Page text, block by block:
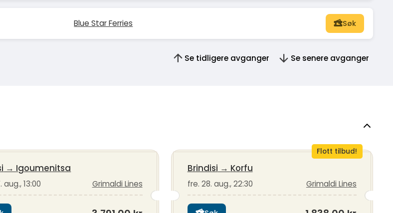
Blue Star Ferries Søk
Se tidligere avganger Se senere avganger
→ Igoumenitsa
aug., 13:00 Grimaldi Lines
Flott tilbud!
Brindisi → Korfu
fre. 28. aug., 22:30 Grimaldi Lines